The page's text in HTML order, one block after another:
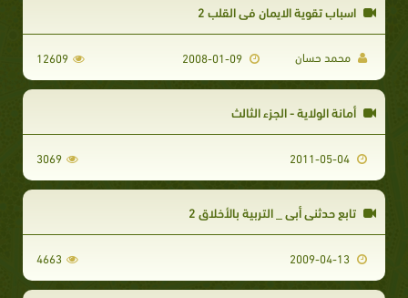
اسباب تقوية الايمان فى القلب 2
محمد حسان 12609
أمانة الولاية - الجزء الثالث
3069
تابع حدثني أبي _ التربية بالأخلاق 2
4663